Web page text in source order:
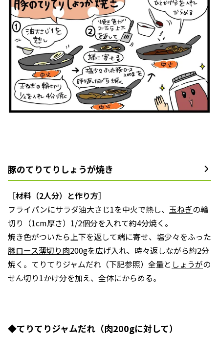
豚のてりてりしょうが焼き
［材料（2人分）と作り方］
フライパンにサラダ油大さじ1を中火で熱し、 玉ねぎの輪
切り（1cm厚さ）1/2個分を入れて約4分焼く。
焼き色がついたら上下を返して端に寄せ、塩少々をふった
豚ロース薄切り肉200gを広げ入れ、時々返しながら約2分
焼く。てりてりジャムだれ（下記参照）全量と しょうがの
せん切り1かけ分を加え、全体にからめる。
◆てりてりジャムだれ（肉200gに対して）